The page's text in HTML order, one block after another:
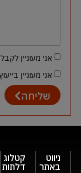
אני מעוניין
אני מעוניין
שליחה
ניווט
באתר
קטלוג
דלתות